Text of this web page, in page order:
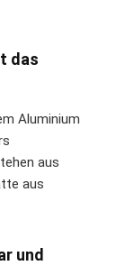
das
Aluminium
aus
aus
und